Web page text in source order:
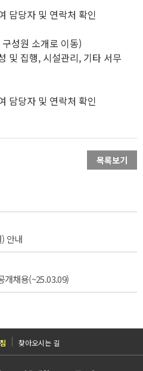
담당자 및 연락처 확인
성원 소개로 이동)
및 집행, 시설관리, 기타 서무
담당자 및 연락처 확인
목록보기
안내
개채용(~25.03.09)
찾아오시는 길